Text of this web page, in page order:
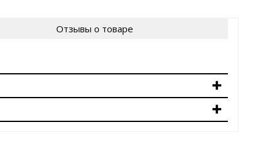
Отзывы о товаре